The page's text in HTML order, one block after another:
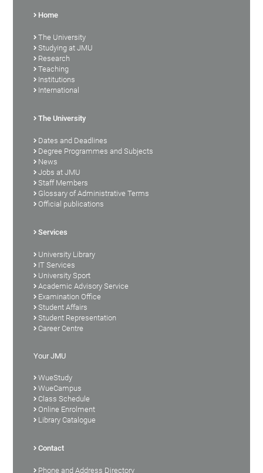
Home
The University
Studying at JMU
Research
Teaching
Institutions
International
The University
Dates and Deadlines
Degree Programmes and Subjects
News
Jobs at JMU
Staff Members
Glossary of Administrative Terms
Official publications
Services
University Library
IT Services
University Sport
Academic Advisory Service
Examination Office
Student Affairs
Student Representation
Career Centre
Your JMU
WueStudy
WueCampus
Class Schedule
Online Enrolment
Library Catalogue
Contact
Phone and Address Directory